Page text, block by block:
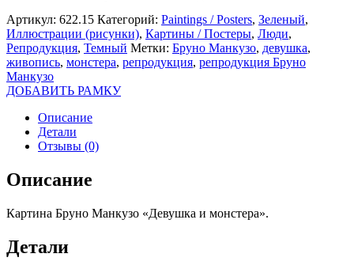
Артикул: 622.15 Категорий: Paintings / Posters, Зеленый,
Иллюстрации (рисунки), Картины / Постеры, Люди,
Репродукция, Темный Метки: Бруно Манкузо, девушка,
живопись, монстера, репродукция, репродукция Бруно
Манкузо
ДОБАВИТЬ РАМКУ
Описание
Детали
Отзывы (0)
Описание
Картина Бруно Манкузо «Девушка и монстера».
Детали